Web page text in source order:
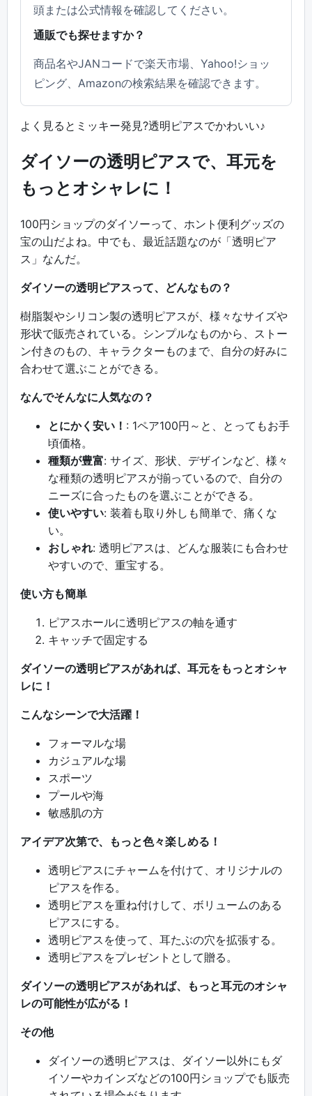
頭または公式情報を確認してください。
通販でも探せますか？
商品名やJANコードで楽天市場、Yahoo!ショッ
ピング、Amazonの検索結果を確認できます。
よく見るとミッキー発見?透明ピアスでかわいい♪
ダイソーの透明ピアスで、耳元を
もっとオシャレに！
100円ショップのダイソーって、ホント便利グッズの
宝の山だよね。中でも、最近話題なのが「透明ピア
ス」なんだ。
ダイソーの透明ピアスって、どんなもの？
樹脂製やシリコン製の透明ピアスが、様々なサイズや
形状で販売されている。シンプルなものから、ストー
ン付きのもの、キャラクターものまで、自分の好みに
合わせて選ぶことができる。
なんでそんなに人気なの？
とにかく安い！ : 1ペア100円～と、とってもお手
頃価格。
種類が豊富: サイズ、形状、デザインなど、様々
な種類の透明ピアスが揃っているので、自分の
ニーズに合ったものを選ぶことができる。
使いやすい: 装着も取り外しも簡単で、痛くな
い。
おしゃれ: 透明ピアスは、どんな服装にも合わせ
やすいので、重宝する。
使い方も簡単
ピアスホールに透明ピアスの軸を通す
キャッチで固定する
ダイソーの透明ピアスがあれば、耳元をもっとオシャ
レに！
こんなシーンで大活躍！
フォーマルな場
カジュアルな場
スポーツ
プールや海
敏感肌の方
アイデア次第で、もっと色々楽しめる！
透明ピアスにチャームを付けて、オリジナルの
ピアスを作る。
透明ピアスを重ね付けして、ボリュームのある
ピアスにする。
透明ピアスを使って、耳たぶの穴を拡張する。
透明ピアスをプレゼントとして贈る。
ダイソーの透明ピアスがあれば、もっと耳元のオシャ
レの可能性が広がる！
その他
ダイソーの透明ピアスは、ダイソー以外にもダ
イソーやカインズなどの100円ショップでも販売